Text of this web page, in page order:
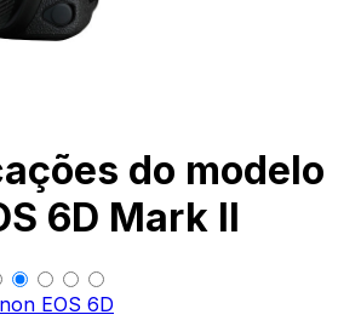
do modelo
6D Mark II
EOS 6D